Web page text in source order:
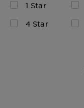
1 Star
4 Star